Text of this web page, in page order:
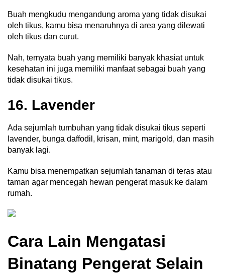
Buah mengkudu mengandung aroma yang tidak disukai
oleh tikus, kamu bisa menaruhnya di area yang dilewati
oleh tikus dan curut.
Nah, ternyata buah yang memiliki banyak khasiat untuk
kesehatan ini juga memiliki manfaat sebagai buah yang
tidak disukai tikus.
16. Lavender
Ada sejumlah tumbuhan yang tidak disukai tikus seperti
lavender, bunga daffodil, krisan, mint, marigold, dan masih
banyak lagi.
Kamu bisa menempatkan sejumlah tanaman di teras atau
taman agar mencegah hewan pengerat masuk ke dalam
rumah.
Cara Lain Mengatasi
Binatang Pengerat Selain